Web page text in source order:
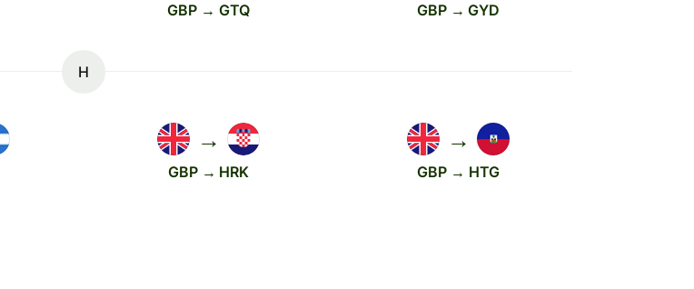
GBP → GTQ GBP → GYD
H
→
GBP → HRK
→
GBP → HTG